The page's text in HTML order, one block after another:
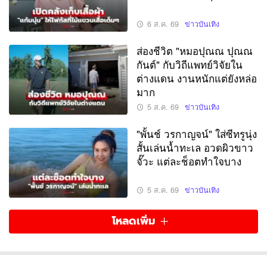
6 ส.ค. 69 ข่าวบันเทิง
ส่องชีวิต "หมอปุณณ ปุณณ
กันต์" กับวิถีแพทย์วิจัยใน
ต่างแดน งานหนักแต่ยังหล่อ
มาก
5 ส.ค. 69 ข่าวบันเทิง
"พั้นช์ วรกาญจน์" ใส่ซีทรูนุ่ง
สั้นเล่นน้ำทะเล อวดผิวขาว
จั๊วะ แต่ละช็อตทำใจบาง
5 ส.ค. 69 ข่าวบันเทิง
โหลดเพิ่ม